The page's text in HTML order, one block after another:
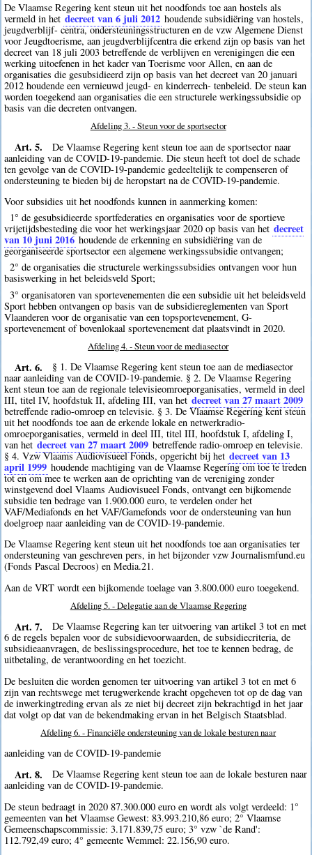
De Vlaamse Regering kent steun uit het noodfonds toe aan hostels als
vermeld in het decreet van 6 juli 2012 houdende subsidiëring van hostels,
jeugdverblijf- centra, ondersteuningsstructuren en de vzw Algemene Dienst
voor Jeugdtoerisme, aan jeugdverblijfcentra die erkend zijn op basis van het
decreet van 18 juli 2003 betreffende de verblijven en verenigingen die een
werking uitoefenen in het kader van Toerisme voor Allen, en aan de
organisaties die gesubsidieerd zijn op basis van het decreet van 20 januari
2012 houdende een vernieuwd jeugd- en kinderrech- tenbeleid. De steun kan
worden toegekend aan organisaties die een structurele werkingssubsidie op
basis van die decreten ontvangen.
Afdeling 3. - Steun voor de sportsector
Art. 5.
De Vlaamse Regering kent steun toe aan de sportsector naar
aanleiding van de COVID-19-pandemie. Die steun heeft tot doel de schade
ten gevolge van de COVID-19-pandemie gedeeltelijk te compenseren of
ondersteuning te bieden bij de heropstart na de COVID-19-pandemie.
Voor subsidies uit het noodfonds kunnen in aanmerking komen:
1° de gesubsidieerde sportfederaties en organisaties voor de sportieve
vrijetijdsbesteding die voor het werkingsjaar 2020 op basis van het decreet
van 10 juni 2016 houdende de erkenning en subsidiëring van de
georganiseerde sportsector een algemene werkingssubsidie ontvangen;
2° de organisaties die structurele werkingssubsidies ontvangen voor hun
basiswerking in het beleidsveld Sport;
3° organisatoren van sportevenementen die een subsidie uit het beleidsveld
Sport hebben ontvangen op basis van de subsidiereglementen van Sport
Vlaanderen voor de organisatie van een topsportevenement, G-
sportevenement of bovenlokaal sportevenement dat plaatsvindt in 2020.
Afdeling 4. - Steun voor de mediasector
Art. 6.
§ 1. De Vlaamse Regering kent steun toe aan de mediasector
naar aanleiding van de COVID-19-pandemie. § 2. De Vlaamse Regering
kent steun toe aan de regionale televisieomroeporganisaties, vermeld in deel
III, titel IV, hoofdstuk II, afdeling III, van het decreet van 27 maart 2009
betreffende radio-omroep en televisie. § 3. De Vlaamse Regering kent steun
uit het noodfonds toe aan de erkende lokale en netwerkradio-
omroeporganisaties, vermeld in deel III, titel III, hoofdstuk I, afdeling I,
van het decreet van 27 maart 2009 betreffende radio-omroep en televisie.
§ 4. Vzw Vlaams Audiovisueel Fonds, opgericht bij het decreet van 13
april 1999 houdende machtiging van de Vlaamse Regering om toe te treden
tot en om mee te werken aan de oprichting van de vereniging zonder
winstgevend doel Vlaams Audiovisueel Fonds, ontvangt een bijkomende
subsidie ten bedrage van 1.900.000 euro, te verdelen onder het
VAF/Mediafonds en het VAF/Gamefonds voor de ondersteuning van hun
doelgroep naar aanleiding van de COVID-19-pandemie.
De Vlaamse Regering kent steun uit het noodfonds toe aan organisaties ter
ondersteuning van geschreven pers, in het bijzonder vzw Journalismfund.eu
(Fonds Pascal Decroos) en Media.21.
Aan de VRT wordt een bijkomende toelage van 3.800.000 euro toegekend.
Afdeling 5. - Delegatie aan de Vlaamse Regering
Art. 7.
De Vlaamse Regering kan ter uitvoering van artikel 3 tot en met
6 de regels bepalen voor de subsidievoorwaarden, de subsidiecriteria, de
subsidieaanvragen, de beslissingsprocedure, het toe te kennen bedrag, de
uitbetaling, de verantwoording en het toezicht.
De besluiten die worden genomen ter uitvoering van artikel 3 tot en met 6
zijn van rechtswege met terugwerkende kracht opgeheven tot op de dag van
de inwerkingtreding ervan als ze niet bij decreet zijn bekrachtigd in het jaar
dat volgt op dat van de bekendmaking ervan in het Belgisch Staatsblad.
Afdeling 6. - Financiële ondersteuning van de lokale besturen naar
aanleiding van de COVID-19-pandemie
Art. 8.
De Vlaamse Regering kent steun toe aan de lokale besturen naar
aanleiding van de COVID-19-pandemie.
De steun bedraagt in 2020 87.300.000 euro en wordt als volgt verdeeld: 1°
gemeenten van het Vlaamse Gewest: 83.993.210,86 euro; 2° Vlaamse
Gemeenschapscommissie: 3.171.839,75 euro; 3° vzw `de Rand':
112.792,49 euro; 4° gemeente Wemmel: 22.156,90 euro.